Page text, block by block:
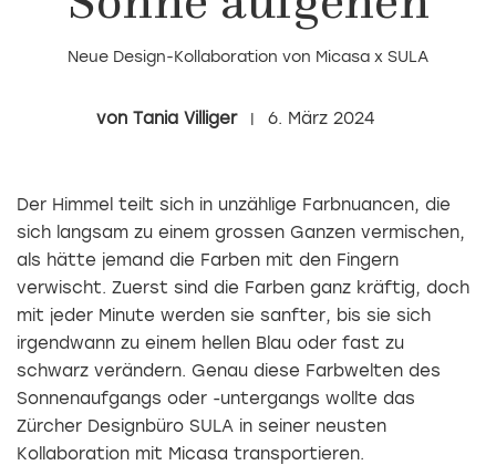
Neue Design-Kollaboration von Micasa x SULA
Tania Villiger 6. März 2024
Der Himmel teilt sich in unzählige Farbnuancen, die
sich langsam zu einem grossen Ganzen vermischen,
als hätte jemand die Farben mit den Fingern
verwischt. Zuerst sind die Farben ganz kräftig, doch
mit jeder Minute werden sie sanfter, bis sie sich
irgendwann zu einem hellen Blau oder fast zu
schwarz verändern. Genau diese Farbwelten des
Sonnenaufgangs oder -untergangs wollte das
Zürcher Designbüro SULA in seiner neusten
Kollaboration mit Micasa transportieren.